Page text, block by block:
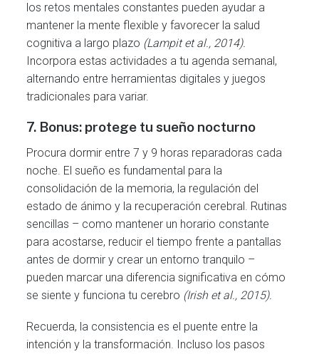
los retos mentales constantes pueden ayudar a
mantener la mente flexible y favorecer la salud
cognitiva a largo plazo (Lampit et al., 2014).
Incorpora estas actividades a tu agenda semanal,
alternando entre herramientas digitales y juegos
tradicionales para variar.
7. Bonus: protege tu sueño nocturno
Procura dormir entre 7 y 9 horas reparadoras cada
noche. El sueño es fundamental para la
consolidación de la memoria, la regulación del
estado de ánimo y la recuperación cerebral. Rutinas
sencillas – como mantener un horario constante
para acostarse, reducir el tiempo frente a pantallas
antes de dormir y crear un entorno tranquilo –
pueden marcar una diferencia significativa en cómo
se siente y funciona tu cerebro (Irish et al., 2015).
Recuerda, la consistencia es el puente entre la
intención y la transformación. Incluso los pasos